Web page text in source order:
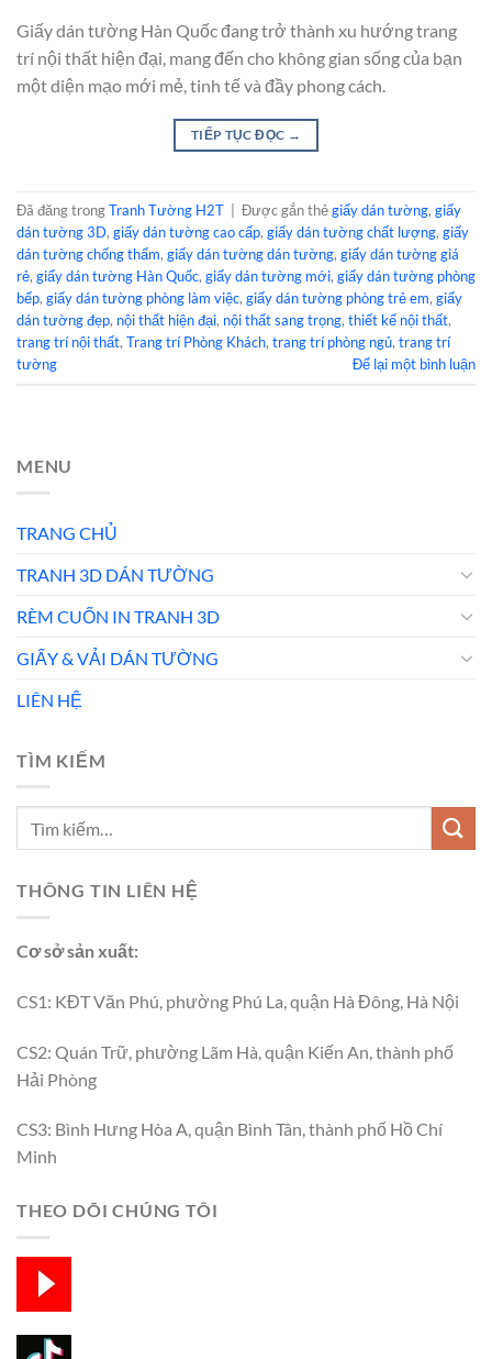
Giấy dán tường Hàn Quốc đang trở thành xu hướng trang
trí nội thất hiện đại, mang đến cho không gian sống của bạn
một diện mạo mới mẻ, tinh tế và đầy phong cách.
TIẾP TỤC ĐỌC →
Đã đăng trongTranh Tường H2T Được gắn thẻgiấy dán tường, giấy
dán tường 3D, giấy dán tường cao cấp, giấy dán tường chất lượng, giấy
dán tường chống thấm, giấy dán tường dán tường, giấy dán tường giá
rẻ, giấy dán tường Hàn Quốc, giấy dán tường mới, giấy dán tường phòng
bếp, giấy dán tường phòng làm việc, giấy dán tường phòng trẻ em, giấy
dán tường đẹp, nội thất hiện đại, nội thất sang trọng, thiết kế nội thất,
trang trí nội thất, Trang trí Phòng Khách, trang trí phòng ngủ, trang trí
tường
Để lại một bình luận
MENU
TRANG CHỦ
TRANH 3D DÁN TƯỜNG
RÈM CUỐN IN TRANH 3D
GIẤY & VẢI DÁN TƯỜNG
LIÊN HỆ
TÌM KIẾM
THÔNG TIN LIÊN HỆ
Cơ sở sản xuất:
CS1: KĐT Văn Phú, phường Phú La, quận Hà Đông, Hà Nội
CS2: Quán Trữ, phường Lãm Hà, quận Kiến An, thành phố
Hải Phòng
CS3: Bình Hưng Hòa A, quận Bình Tân, thành phố Hồ Chí
Minh
THEO DÕI CHÚNG TÔI